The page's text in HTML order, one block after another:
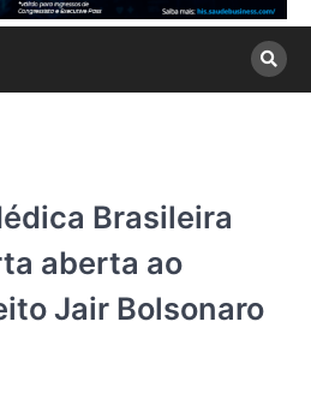
Brasileira
aberta ao
Jair Bolsonaro